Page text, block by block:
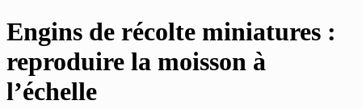
Engins de récolte miniatures :
reproduire la moisson à
l’échelle